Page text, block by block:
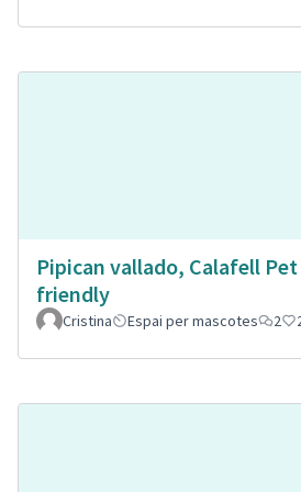
Pipican vallado, Calafell Pet
friendly
Cristina
Espai per mascotes 2